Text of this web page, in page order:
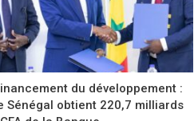
du développement :
Sénégal obtient 220,7 milliards